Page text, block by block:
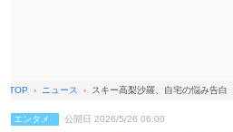
TOP ニュース スキー高梨沙羅、自宅の悩み告
エンタメ 公開日 2026/5/26 06:00